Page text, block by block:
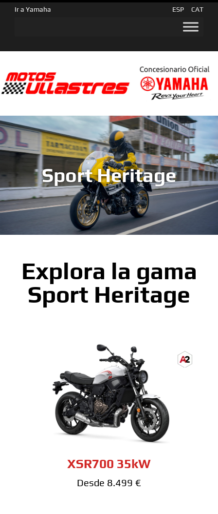
Ir a Yamaha ESP CAT
Sport Heritage
Explora la gama
Sport Heritage
XSR700 35kW
Desde 8.499 €